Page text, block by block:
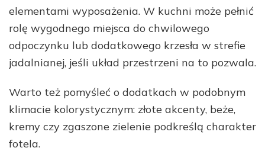
elementami wyposażenia. W kuchni może pełnić
rolę wygodnego miejsca do chwilowego
odpoczynku lub dodatkowego krzesła w strefie
jadalnianej, jeśli układ przestrzeni na to pozwala.
Warto też pomyśleć o dodatkach w podobnym
klimacie kolorystycznym: złote akcenty, beże,
kremy czy zgaszone zielenie podkreślą charakter
fotela.